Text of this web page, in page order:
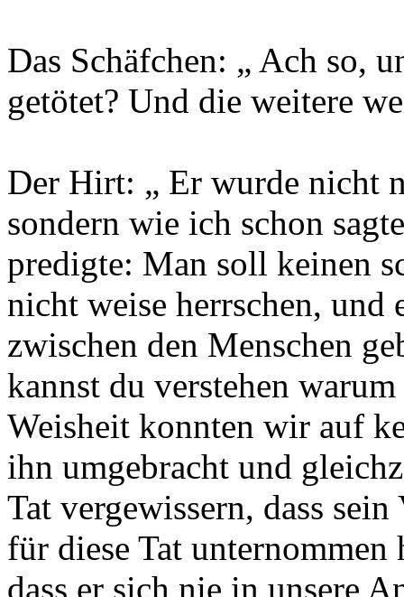
Das Schäfchen: „ Ach so,
getötet? Und die weitere
Der Hirt: „ Er wurde nicht
sondern wie ich schon
predigte: Man soll keinen
nicht weise herrschen, und
zwischen den Menschen
kannst du verstehen
Weisheit konnten wir auf
ihn umgebracht und
Tat vergewissern, dass
für diese Tat
dass er sich nie in unsere